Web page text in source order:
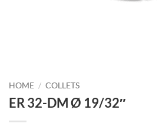
HOME / COLLETS
ER 32-DM Ø 19/32″